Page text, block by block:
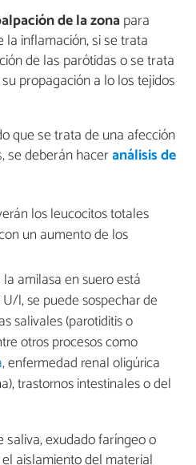
de la zonapara
inflamación, si se trata
de las parótidas o se trata
propagación a lo los tejidos
que se trata de una afección
se deberán haceranálisis de
los leucocitos totales
un aumento de los
amilasa en suero está
l, se puede sospechar de
salivales (parotiditis o
otros procesos como
, enfermedad renal oligúrica
trastornos intestinales o del
exudado faríngeo o
aislamiento del material